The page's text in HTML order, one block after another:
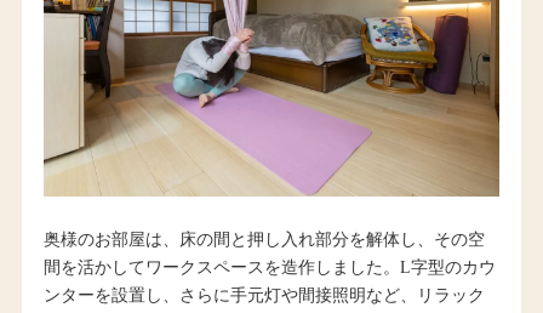
奥様のお部屋は、床の間と押し入れ部分を解体し、その空
間を活かしてワークスペースを造作しました。L字型のカウ
ンターを設置し、さらに手元灯や間接照明など、リラック